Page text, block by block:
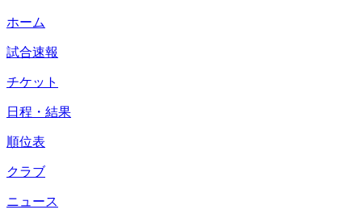
ホーム
試合速報
チケット
日程・結果
順位表
クラブ
ニュース